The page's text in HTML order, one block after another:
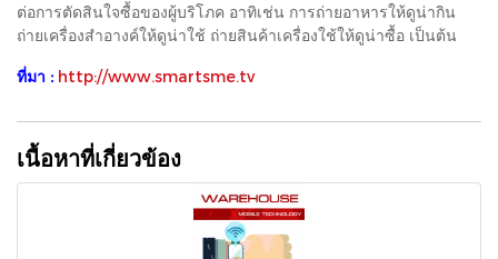
ต่อการตัดสินใจซื้อของผู้บริโภค อาทิเช่น การถ่ายอาหารให้ดูน่ากิน
ถ่ายเครื่องสำอางค์ให้ดูน่าใช้ ถ่ายสินค้าเครื่องใช้ให้ดูน่าซื้อ เป็นต้น
ที่มา : http://www.smartsme.tv
เนื้อหาที่เกี่ยวข้อง